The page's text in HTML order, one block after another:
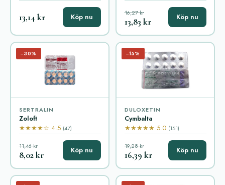
13,14 kr Köp nu 16,27 kr
13,83 kr Köp nu
−30%
SERTRALIN
Zoloft
★★★★☆ 4.5 (47)
11,46 kr
8,02 kr Köp nu
−15%
DULOXETIN
Cymbalta
★★★★★ 5.0 (151)
19,28 kr
16,39 kr Köp nu